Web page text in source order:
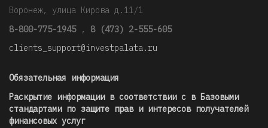
Воронеж, улица Кирова д.11/1
8-800-775-1945 , 8 (473) 2-555-605
clients_support@investpalata.ru
Обязательная информация
Раскрытие информации в соответствии с в Базовыми
стандартами по защите прав и интересов получателей
финансовых услуг